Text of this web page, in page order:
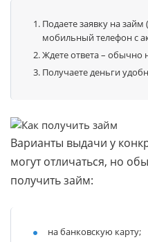
Подаете заявку на
мобильный телефон с
Ждете ответа – обычно
Получаете деньги
Варианты выдачи у
могут отличаться, но
получить займ:
на банковскую карту;